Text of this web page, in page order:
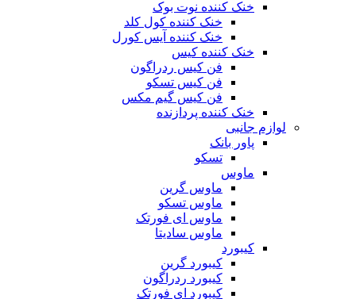
خنک کننده نوت بوک
خنک کننده کول کلد
خنک کننده آیس کورل
خنک کننده کیس
فن کیس ردراگون
فن کیس تسکو
فن کیس گیم مکس
خنک کننده پردازنده
لوازم جانبی
پاور بانک
تسکو
ماوس
ماوس گرین
ماوس تسکو
ماوس ای فورتک
ماوس سادیتا
کیبورد
کیبورد گرین
کیبورد ردراگون
کیبورد ای فورتک